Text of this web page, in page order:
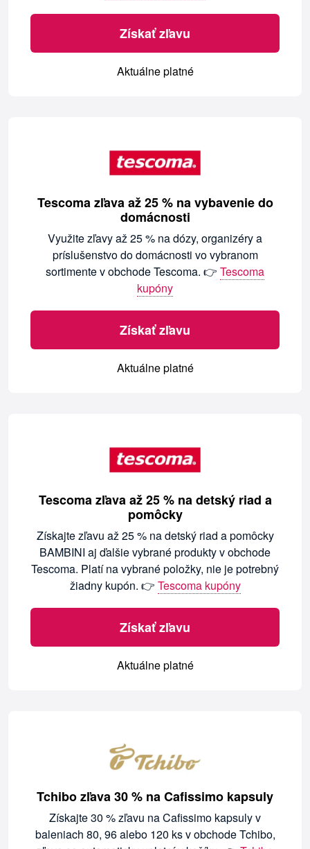
Získať zľavu
Aktuálne platné
Tescoma zľava až 25 % na vybavenie do
domácnosti
Využite zľavy až 25 % na dózy, organizéry a
príslušenstvo do domácnosti vo vybranom
sortimente v obchode Tescoma. 👉 Tescoma
kupóny
Získať zľavu
Aktuálne platné
Tescoma zľava až 25 % na detský riad a
pomôcky
Získajte zľavu až 25 % na detský riad a pomôcky
BAMBINI aj ďalšie vybrané produkty v obchode
Tescoma. Platí na vybrané položky, nie je potrebný
žiadny kupón. 👉 Tescoma kupóny
Získať zľavu
Aktuálne platné
Tchibo zľava 30 % na Cafissimo kapsuly
Získajte 30 % zľavu na Cafissimo kapsuly v
baleniach 80, 96 alebo 120 ks v obchode Tchibo,